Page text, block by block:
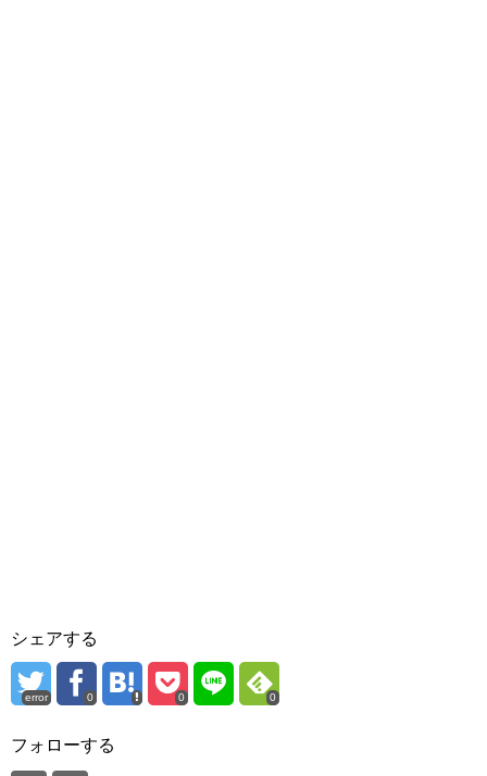
シェアする
error 0 0 0
フォローする